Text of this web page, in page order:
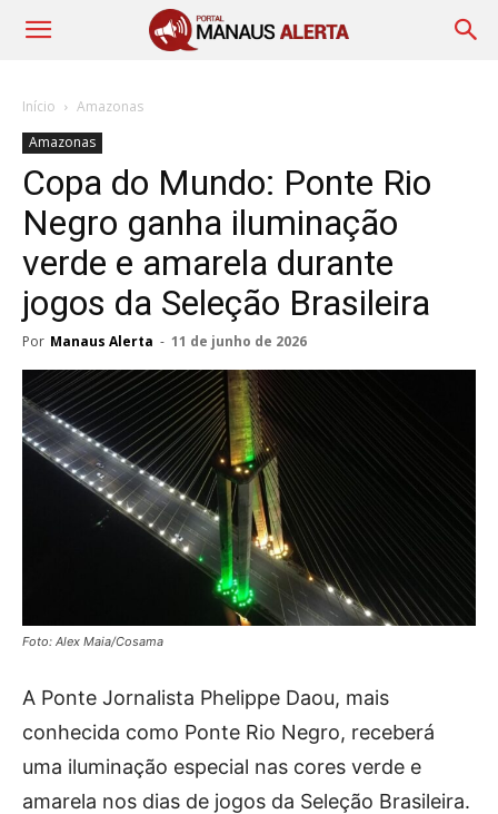
Início
Amazonas
Amazonas
Copa do Mundo: Ponte Rio
Negro ganha iluminação
verde e amarela durante
jogos da Seleção Brasileira
Por Manaus Alerta - 11 de junho de 2026
Foto: Alex Maia/Cosama
A Ponte Jornalista Phelippe Daou, mais
conhecida como Ponte Rio Negro, receberá
uma iluminação especial nas cores verde e
amarela nos dias de jogos da Seleção Brasileira.